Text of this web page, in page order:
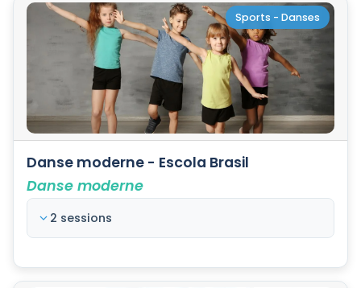
Sports - Danses
Danse moderne - Escola Brasil
Danse moderne
2 sessions